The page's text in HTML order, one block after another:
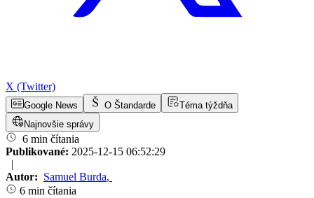
X (Twitter)
Google News O Štandarde
Téma týždňa
Najnovšie správy
6 min čítania
Publikované: 2025-12-15 06:52:29
|
Autor: Samuel Burda,
6 min čítania